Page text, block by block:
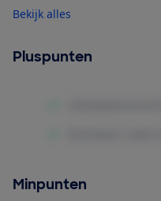
Bekijk alles
Pluspunten
Minpunten